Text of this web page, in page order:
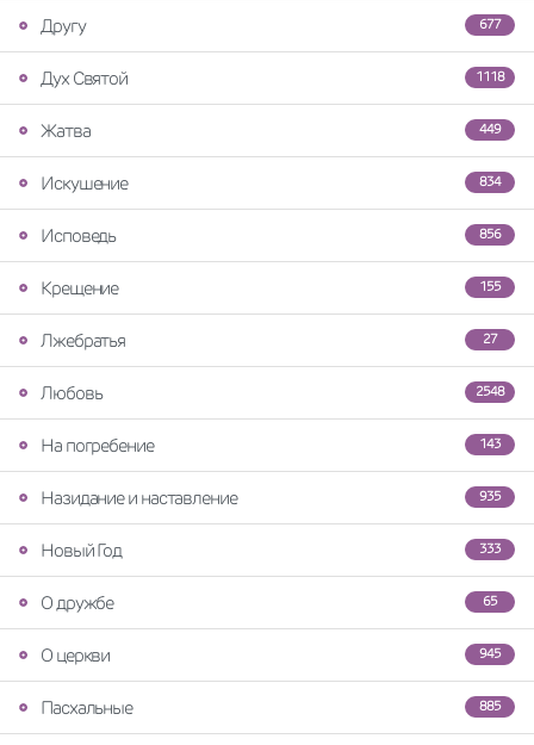
677
Другу
1118
Дух Святой
449
Жатва
834
Искушение
856
Исповедь
155
Крещение
27
Лжебратья
2548
Любовь
143
На погребение
935
Назидание и наставление
333
Новый Год
65
О дружбе
945
О церкви
885
Пасхальные